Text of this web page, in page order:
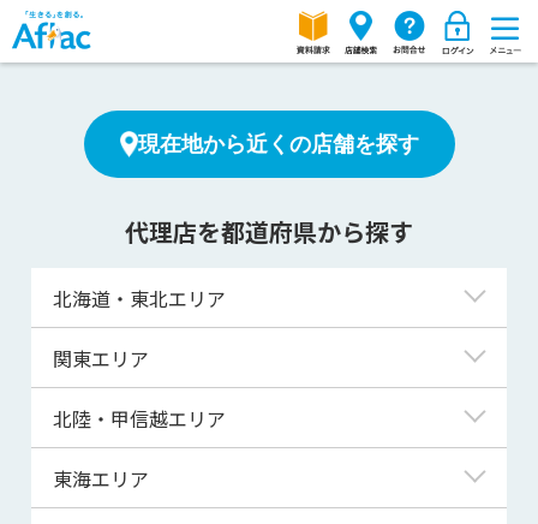
現在地から近くの店舗を探す
代理店を都道府県から探す
北海道・東北エリア
北海道
青森県
宮城県
関東エリア
東京都
神奈川県
北陸・甲信越エリア
新潟県
東海エリア